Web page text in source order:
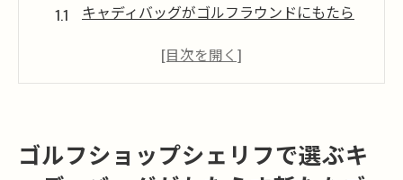
キャディバッグがゴルフラウンドにもたら
シェリフのキャディバッグで得られる快適
シェリフのユーザー体験談とその影響
ゴルフショップシェリフで選ぶキ